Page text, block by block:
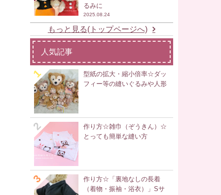
るみに
2025.08.24
もっと見る(トップページへ)
人気記事
型紙の拡大・縮小倍率☆ダッ
フィー等の縫いぐるみや人形
作り方☆雑巾（ぞうきん）☆
とっても簡単な縫い方
作り方☆「裏地なしの長着
（着物・振袖・浴衣）」Sサ